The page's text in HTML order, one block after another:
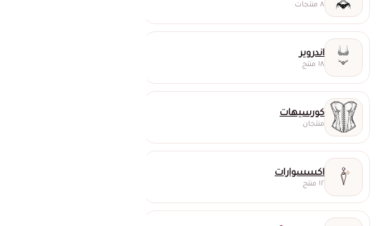
٨ منتجات
اندروير
١٨ منتج
كورسيهات
منتجان
اكسسوارات
١٢ منتج